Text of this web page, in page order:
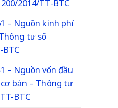
2014/TT-BTC
– Nguồn kinh phí
tư số
– Nguồn vốn đầu
bản – Thông tư
BTC